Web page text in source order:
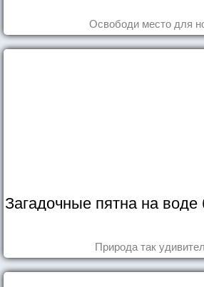
Освободи место для
Загадочные пятна на
Природа так